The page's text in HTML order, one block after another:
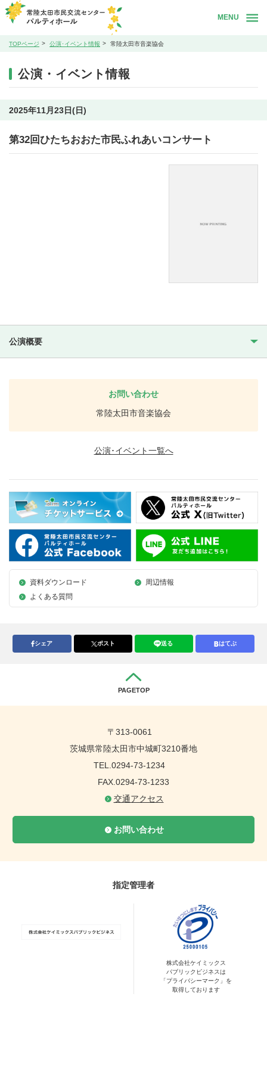
MENU
TOPページ 公演･イベント情報 常陸太田市音楽協会
公演・イベント情報
2025年11月23日(日)
第32回ひたちおおた市民ふれあいコンサート
公演概要
お問い合わせ
常陸太田市音楽協会
公演･イベント一覧へ
資料ダウンロード
周辺情報
よくある質問
シェア ポスト 送る はてぶ
PAGETOP
〒313-0061
茨城県常陸太田市中城町3210番地
TEL.0294-73-1234
FAX.0294-73-1233
交通アクセス
お問い合わせ
指定管理者
株式会社ケイミックス
パブリックビジネスは
「プライバシーマーク」を
取得しております